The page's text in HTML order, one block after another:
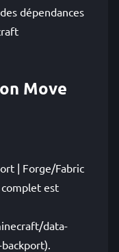
dépendances
Move
| Forge/Fabric
est
data-